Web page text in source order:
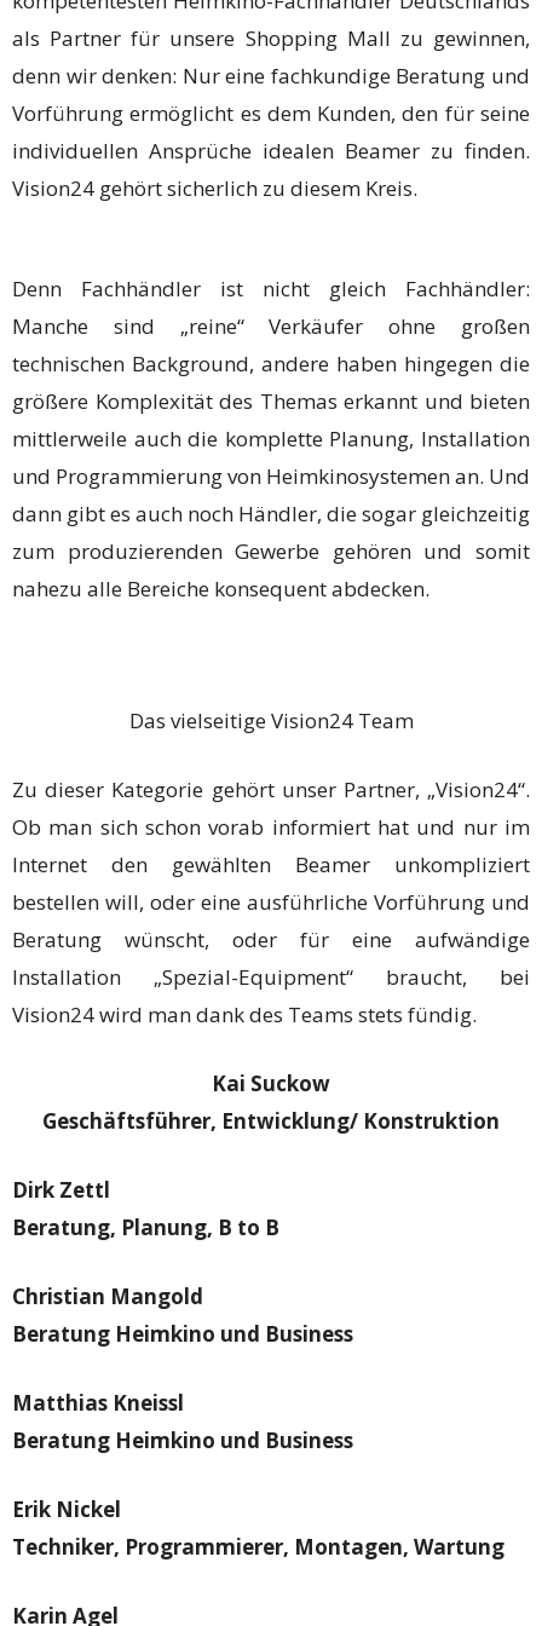
als Partner für unsere Shopping Mall zu gewinnen,
denn wir denken: Nur eine fachkundige Beratung und
Vorführung ermöglicht es dem Kunden, den für seine
individuellen Ansprüche idealen Beamer zu finden.
Vision24 gehört sicherlich zu diesem Kreis.
Denn Fachhändler ist nicht gleich Fachhändler:
Manche sind „reine“ Verkäufer ohne großen
technischen Background, andere haben hingegen die
größere Komplexität des Themas erkannt und bieten
mittlerweile auch die komplette Planung, Installation
und Programmierung von Heimkinosystemen an. Und
dann gibt es auch noch Händler, die sogar gleichzeitig
zum produzierenden Gewerbe gehören und somit
nahezu alle Bereiche konsequent abdecken.
Das vielseitige Vision24 Team
Zu dieser Kategorie gehört unser Partner, „Vision24“.
Ob man sich schon vorab informiert hat und nur im
Internet den gewählten Beamer unkompliziert
bestellen will, oder eine ausführliche Vorführung und
Beratung wünscht, oder für eine aufwändige
Installation „Spezial-Equipment“ braucht, bei
Vision24 wird man dank des Teams stets fündig.
Kai Suckow
Geschäftsführer, Entwicklung/ Konstruktion
Dirk Zettl
Beratung, Planung, B to B
Christian Mangold
Beratung Heimkino und Business
Matthias Kneissl
Beratung Heimkino und Business
Erik Nickel
Techniker, Programmierer, Montagen, Wartung
Karin Agel